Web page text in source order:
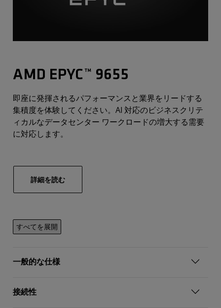
AMD EPYC™ 9655
即座に発揮されるパフォーマンスと業界をリードする
集積度を体験してください。AI 対応のビジネスクリテ
ィカルなデータセンター ワークロードの増大する需要
に対応します。
詳細を読む
すべてを展開
一般的な仕様
接続性